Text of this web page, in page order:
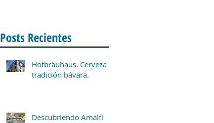
Posts Recientes
Hofbräuhaus. Cerveza y
tradición bávara.
Descubriendo Amalfi